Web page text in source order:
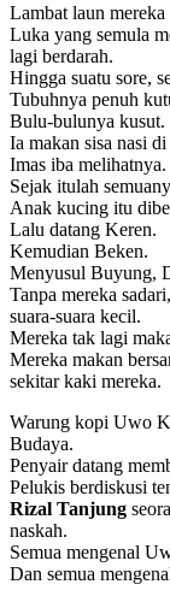
Lambat laun
Luka yang semula
lagi berdarah.
Hingga suatu sore,
Tubuhnya penuh
Bulu-bulunya kusut.
Ia makan sisa nasi
Imas iba melihatnya.
Sejak itulah
Anak kucing itu
Lalu datang Keren.
Kemudian Beken.
Menyusul Buyung,
Tanpa mereka
suara-suara kecil.
Mereka tak lagi
Mereka makan
sekitar kaki mereka.
Warung kopi Uwo
Budaya.
Penyair datang
Pelukis berdiskusi
Rizal Tanjung
naskah.
Semua mengenal
Dan semua